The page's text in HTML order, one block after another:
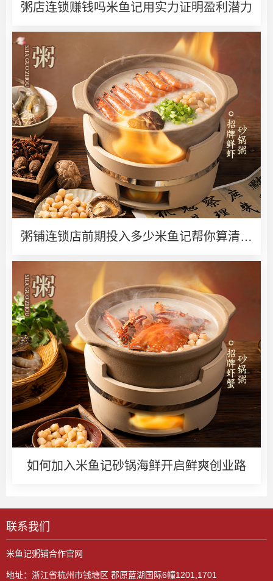
粥店连锁赚钱吗米鱼记用实力证明盈利潜力
粥铺连锁店前期投入多少米鱼记帮你算清创
如何加入米鱼记砂锅海鲜开启鲜爽创业路
联系我们
米鱼记粥铺合作官网
地址：浙江省杭州市钱塘区 郡原蓝湖国际6幢1201,1701